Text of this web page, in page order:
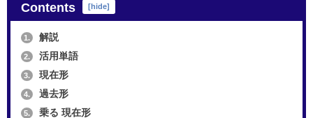
Contents [hide]
1. 解説
2. 活用単語
3. 現在形
4. 過去形
5. 乗る 現在形